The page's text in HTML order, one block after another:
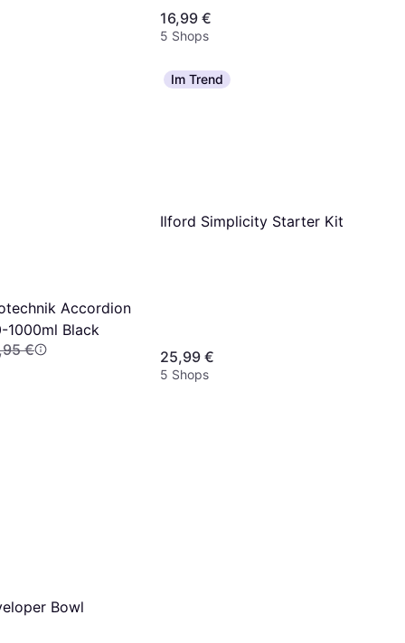
16,99 €
5 Shops
Accordion
1000ml Black
€
Im Trend
Ilford Simplicity Starter Kit
25,99 €
5 Shops
Bowl